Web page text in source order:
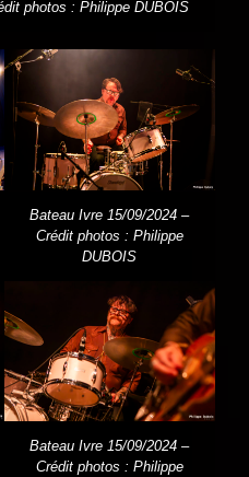
photos : Philippe DUBOIS
Bateau Ivre 15/09/2024 –
Crédit photos : Philippe
DUBOIS
Bateau Ivre 15/09/2024 –
Crédit photos : Philippe